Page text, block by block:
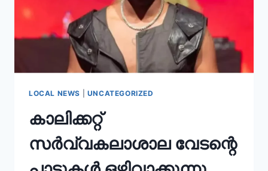
LOCAL NEWS UNCATEGORIZED
കാലിക്കറ്റ്
സർവ്വകലാശാല വേടന്റെ